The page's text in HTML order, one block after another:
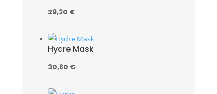
29,30 €
Hydre Mask
30,80 €